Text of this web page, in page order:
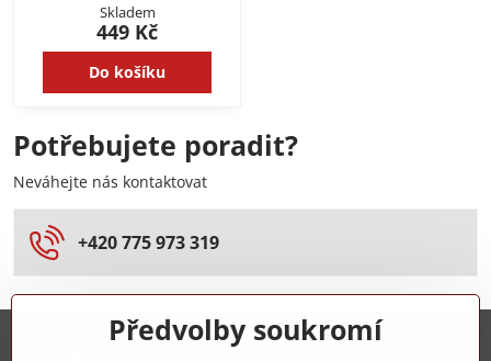
Skladem
449 Kč
Do košíku
Potřebujete poradit?
Neváhejte nás kontaktovat
+420 775 973 319
Předvolby soukromí